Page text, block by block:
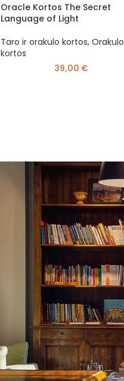
Oracle Kortos The Secret
Language of Light
Taro ir orakulo kortos, Orakulo
kortos
39,00 €